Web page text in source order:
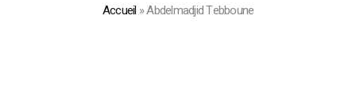
Accueil »Abdelmadjid Tebboune